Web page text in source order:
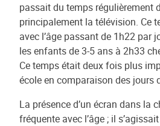
passait du temps régulièrement
principalement la télévision. Ce
avec l’âge passant de 1h22 par
les enfants de 3-5 ans à 2h33
Ce temps était deux fois plus
école en comparaison des jours
La présence d’un écran dans la
fréquente avec l’âge ; il